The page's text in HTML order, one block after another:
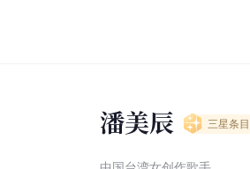
潘美辰 三星条目